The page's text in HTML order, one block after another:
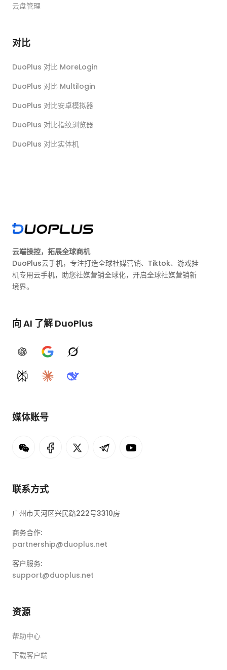
云盘管理
对比
DuoPlus 对比 MoreLogin
DuoPlus 对比 Multilogin
DuoPlus 对比安卓模拟器
DuoPlus 对比指纹浏览器
DuoPlus 对比实体机
云端操控，拓展全球商机
DuoPlus云手机，专注打造全球社媒营销、Tiktok、游戏挂
机专用云手机，助您社媒营销全球化，开启全球社媒营销新
境界。
向 AI 了解 DuoPlus
ChatGPTGoogle AIGrok
PerplexityClaudeDeepSeek
媒体账号
联系方式
广州市天河区兴民路222号3310房
商务合作:
partnership@duoplus.net
客户服务:
support@duoplus.net
资源
帮助中心
下载客户端